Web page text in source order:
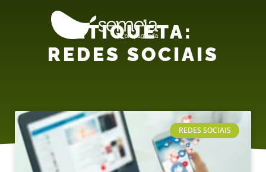
ETIQUETA:
REDES SOCIAIS
REDES SOCIAIS